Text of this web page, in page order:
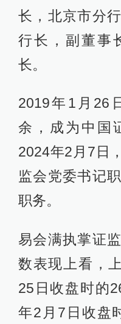
长，北京市分
行长，副董事
长。
2019年1月26
余，成为中国
2024年2月7日
监会党委书记
职务。
易会满执掌证
数表现上看，
25日收盘时的
年2月7日收盘